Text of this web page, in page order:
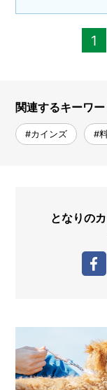
1
関連するキーワー
#カインズ #
となりの